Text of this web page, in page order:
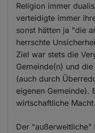
Religion immer
verteidigte immer
sonst hätten ja "die
herrschte
Ziel war stets die
Gemeinde(n) und
(auch durch
eigenen Gemeinde).
wirtschaftliche
Der "außerweltliche"